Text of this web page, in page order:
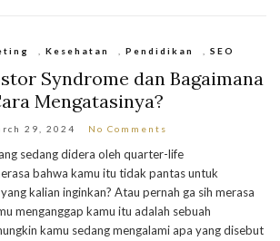
Kesehatan Pendidikan SEO
Syndrome dan Bagaimana
Mengatasinya?
29, 2024 No Comments
sedang didera oleh quarter-life
bahwa kamu itu tidak pantas untuk
kalian inginkan? Atau pernah ga sih merasa
menganggap kamu itu adalah sebuah
kamu sedang mengalami apa yang disebut